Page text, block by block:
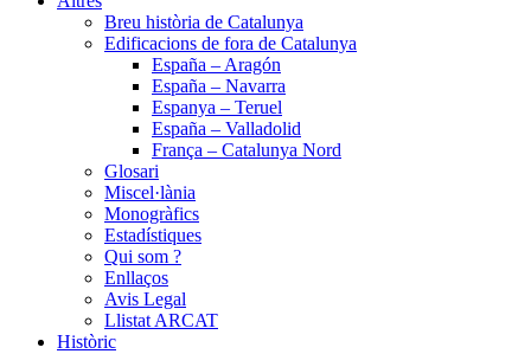
Breu història de Catalunya
Edificacions de fora de Catalunya
España – Aragón
España – Navarra
Espanya – Teruel
España – Valladolid
França – Catalunya Nord
Glosari
Miscel·lània
Monogràfics
Estadístiques
Qui som ?
Enllaços
Avis Legal
Llistat ARCAT
Històric